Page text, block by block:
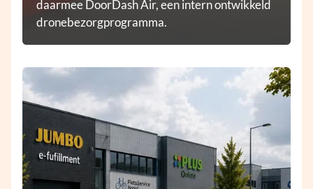
daarmee DoorDash Air, een intern ontwikkeld
dronebezorgprogramma.